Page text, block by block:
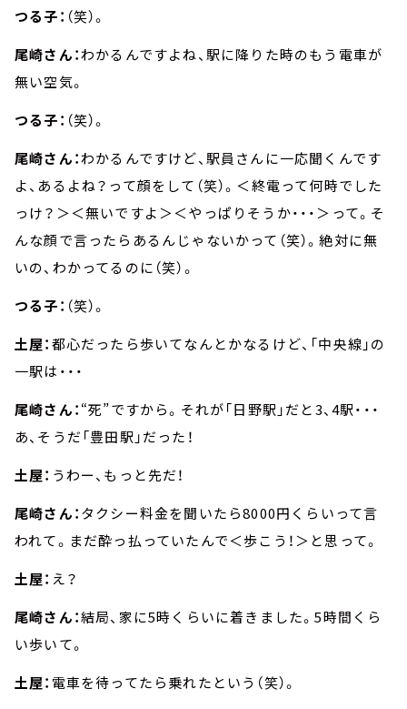
つる子： （笑）。
尾崎さん：わかるんですよね、駅に降りた時のもう電車が
無い空気。
つる子： （笑）。
尾崎さん：わかるんですけど、駅員さんに一応聞くんです
よ、あるよね？って顔をして（笑）。＜終電って何時でした
っけ？＞＜無いですよ＞＜やっぱりそうか・・・＞って。そ
んな顔で言ったらあるんじゃないかって（笑）。絶対に無
いの、わかってるのに（笑）。
つる子： （笑）。
土屋：都心だったら歩いてなんとかなるけど、「中央線」の
一駅は・・・
尾崎さん：“死”ですから。それが「日野駅」だと3、4駅・・・
あ、そうだ「豊田駅」だった！
土屋： うわー、もっと先だ！
尾崎さん：タクシー料金を聞いたら8000円くらいって言
われて。まだ酔っ払っていたんで＜歩こう！＞と思って。
土屋： え？
尾崎さん：結局、家に5時くらいに着きました。5時間くら
い歩いて。
土屋： 電車を待ってたら乗れたという（笑）。